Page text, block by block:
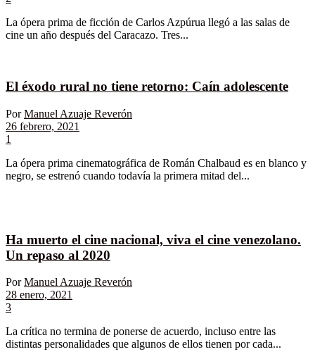
La ópera prima de ficción de Carlos Azpúrua llegó a las salas de
cine un año después del Caracazo. Tres...
El éxodo rural no tiene retorno: Caín adolescente
Por Manuel Azuaje Reverón
26 febrero, 2021
1
La ópera prima cinematográfica de Román Chalbaud es en blanco y
negro, se estrenó cuando todavía la primera mitad del...
Ha muerto el cine nacional, viva el cine venezolano.
Un repaso al 2020
Por Manuel Azuaje Reverón
28 enero, 2021
3
La crítica no termina de ponerse de acuerdo, incluso entre las
distintas personalidades que algunos de ellos tienen por cada...